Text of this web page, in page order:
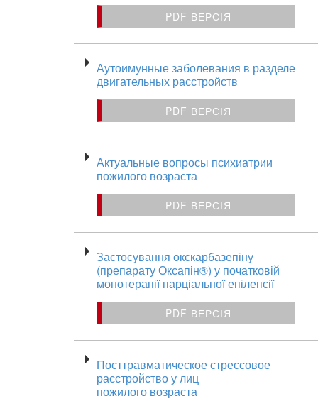
PDF ВЕРСІЯ
Аутоимунные заболевания в разделе
двигательных расстройств
PDF ВЕРСІЯ
Актуальные вопросы психиатрии
пожилого возраста
PDF ВЕРСІЯ
Застосування окскарбазепіну
(препарату Оксапін®) у початковій
монотерапії парціальної епілепсії
PDF ВЕРСІЯ
Посттравматическое стрессовое
расстройство у лиц
пожилого возраста